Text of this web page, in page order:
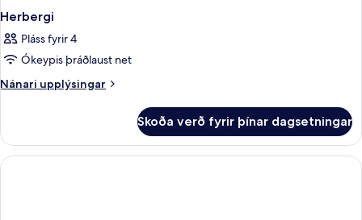
Herbergi
Pláss fyrir 4
Ókeypis þráðlaust net
Nánari upplýsingar
Nánari
Skoða verð fyrir þínar dagsetningar